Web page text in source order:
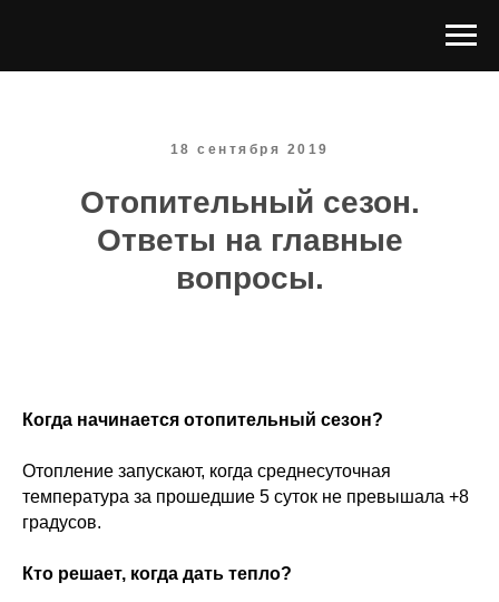
18 сентября 2019
Отопительный сезон.
Ответы на главные
вопросы.
Когда начинается отопительный сезон?
Отопление запускают, когда среднесуточная
температура за прошедшие 5 суток не превышала +8
градусов.
Кто решает, когда дать тепло?